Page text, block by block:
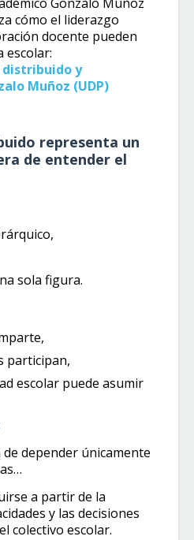
cómo el liderazgo
docente pueden
escolar:
distribuido y
Muñoz (UDP)
representa un
de entender el
sola figura.
participan,
escolar puede asumir
depender únicamente
a partir de la
y las decisiones
colectivo escolar.